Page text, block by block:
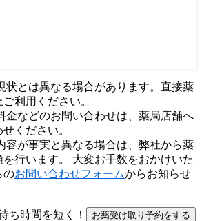
状とは異なる場合があります。直接薬
利用ください。
金などのお問い合わせは、薬局店舗へ
ください。
容が事実と異なる場合は、弊社から薬
を行います。 大変お手数をおかけいた
のお問い合わせフォームからお知らせ
お薬受け取り予約をする